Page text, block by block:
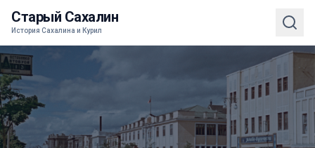
Старый Сахалин
История Сахалина и Курил